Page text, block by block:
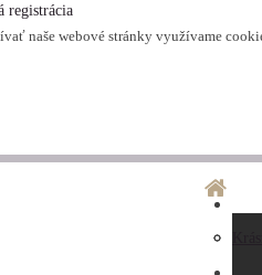
naše webové stránky využívame
registrácia